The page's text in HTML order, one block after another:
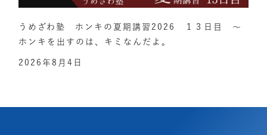
うめざわ塾 ホンキの夏期講習2026 １３日目 ～
ホンキを出すのは、キミなんだよ。
2026年8月4日